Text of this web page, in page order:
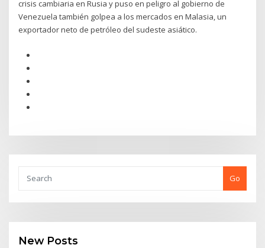
crisis cambiaria en Rusia y puso en peligro al gobierno de
Venezuela también golpea a los mercados en Malasia, un
exportador neto de petróleo del sudeste asiático.
Go
New Posts